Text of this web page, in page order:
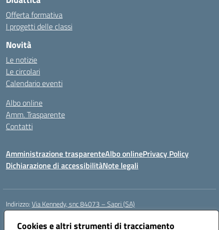
Cookies e altri strumenti di tracciamento
Offerta formativa
I progetti delle classi
Novità
Le notizie
Le circolari
Calendario eventi
Albo online
Amm. Trasparente
Contatti
Amministrazione trasparenteAlbo onlinePrivacy Policy
Dichiarazione di accessibilitàNote legali
Indirizzo:Via Kennedy, snc 84073 – Sapri (SA)
Centralino:
Posta elettronica certificata (PEC):saic878008@pec.istruzione.it